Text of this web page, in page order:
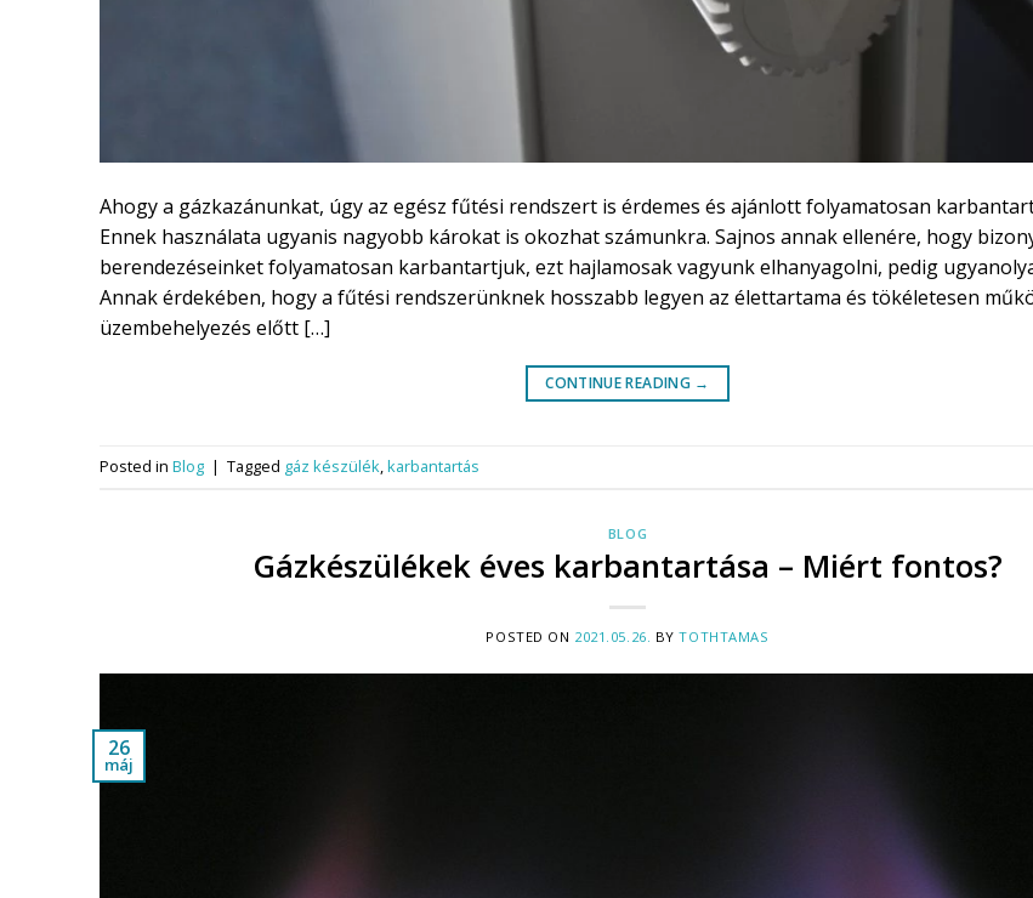
Ahogy a gázkazánunkat, úgy az egész fűtési rendszert is érdemes és ajánlott folyamatosan
Ennek használata ugyanis nagyobb károkat is okozhat számunkra. Sajnos annak ellenére, hogy
berendezéseinket folyamatosan karbantartjuk, ezt hajlamosak vagyunk elhanyagolni, pedig
Annak érdekében, hogy a fűtési rendszerünknek hosszabb legyen az élettartama és tökéletesen
üzembehelyezés előtt […]
CONTINUE READING →
Posted in Blog | Tagged gáz készülék,karbantartás
BLOG
Gázkészülékek éves karbantartása – Miért fontos?
POSTED ON 2021.05.26. BYTOTHTAMAS
26
máj